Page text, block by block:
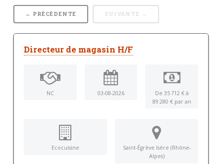
← PRÉCÉDENTE SUIVANTE →
Directeur de magasin H/F
NC 03-08-2026
De 35 712 € à
89 280 € par an
Ecocuisine
Saint-Égrève Isère (Rhône-
Alpes)